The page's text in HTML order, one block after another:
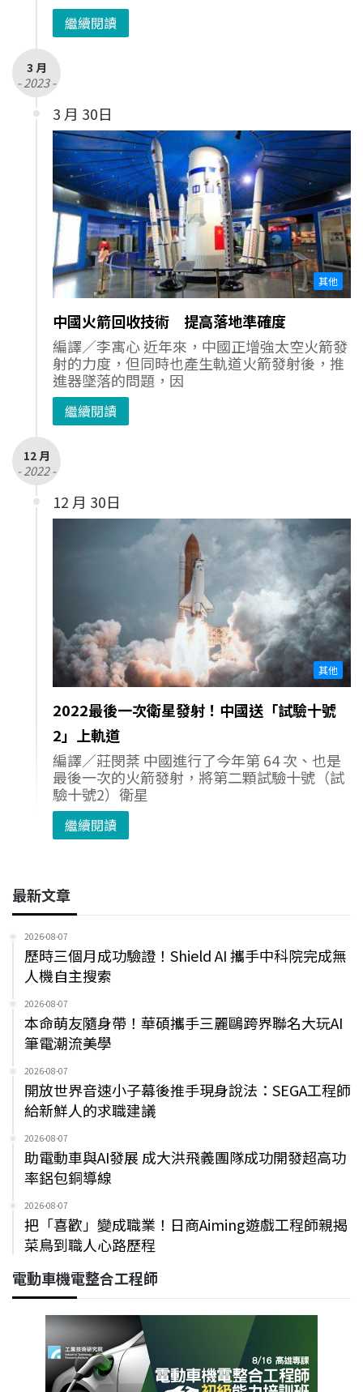
繼續閱讀
3 月
- 2023 -
3 月 30日
其他
中國火箭回收技術 提高落地準確度
編譯／李寓心 近年來，中國正增強太空火箭發
射的力度，但同時也產生軌道火箭發射後，推
進器墜落的問題，因
繼續閱讀
12 月
- 2022 -
12 月 30日
其他
2022最後一次衛星發射！中國送「試驗十號
2」上軌道
編譯／莊閔棻 中國進行了今年第 64 次、也是
最後一次的火箭發射，將第二顆試驗十號（試
驗十號2）衛星
繼續閱讀
最新文章
2026-08-07
歷時三個月成功驗證！Shield AI 攜手中科院完成無
人機自主搜索
2026-08-07
本命萌友隨身帶！華碩攜手三麗鷗跨界聯名大玩AI
筆電潮流美學
2026-08-07
開放世界音速小子幕後推手現身說法：SEGA工程師
給新鮮人的求職建議
2026-08-07
助電動車與AI發展 成大洪飛義團隊成功開發超高功
率鋁包銅導線
2026-08-07
把「喜歡」變成職業！日商Aiming遊戲工程師親揭
菜鳥到職人心路歷程
電動車機電整合工程師